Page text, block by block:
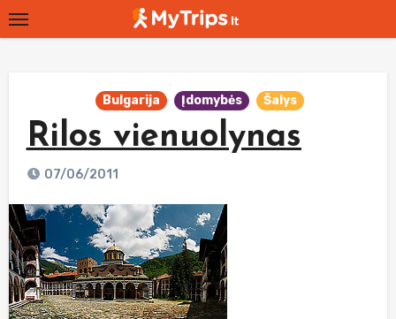
Skip
to
Bulgarija Įdomybės Šalys
Rilos vienuolynas
07/06/2011